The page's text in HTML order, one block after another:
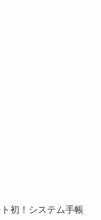
初！システム手帳